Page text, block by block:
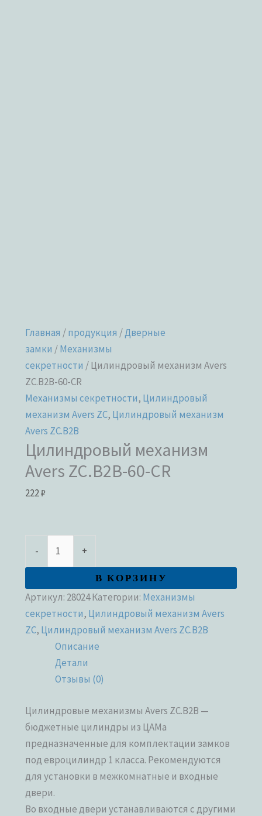
Главная /продукция /Дверные
замки /Механизмы
секретности / Цилиндровый механизм Avers
ZC.B2B-60-CR
Механизмы секретности, Цилиндровый
механизм Avers ZC, Цилиндровый механизм
Avers ZC.B2B
Цилиндровый механизм
Avers ZC.B2B-60-CR
222₽
- +
В КОРЗИНУ
Артикул: 28024Категории: Механизмы
секретности, Цилиндровый механизм Avers
ZC, Цилиндровый механизм Avers ZC.B2B
Описание
Детали
Отзывы (0)
Цилиндровые механизмы Avers ZC.B2B —
бюджетные цилиндры из ЦАМа
предназначенные для комплектации замков
под евроцилиндр 1 класса. Рекомендуются
для установки в межкомнатные и входные
двери.
Во входные двери устанавливаются с другими